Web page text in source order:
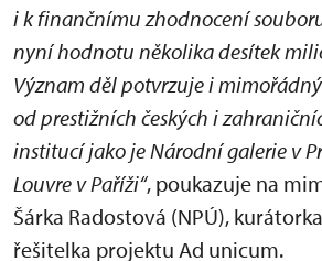
i k finančnímu zhodnocení
nyní hodnotu několika desítek
Význam děl potvrzuje i
od prestižních českých i
institucí jako je Národní galerie v
Louvre v Paříži“, poukazuje na
Šárka Radostová (NPÚ),
řešitelka projektu Ad unicum.